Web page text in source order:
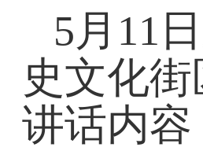
5月11
史文化
讲话内